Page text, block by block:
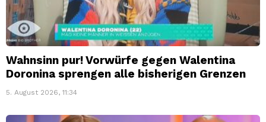
Wahnsinn pur! Vorwürfe gegen Walentina
Doronina sprengen alle bisherigen Grenzen
5. August 2026, 11:34